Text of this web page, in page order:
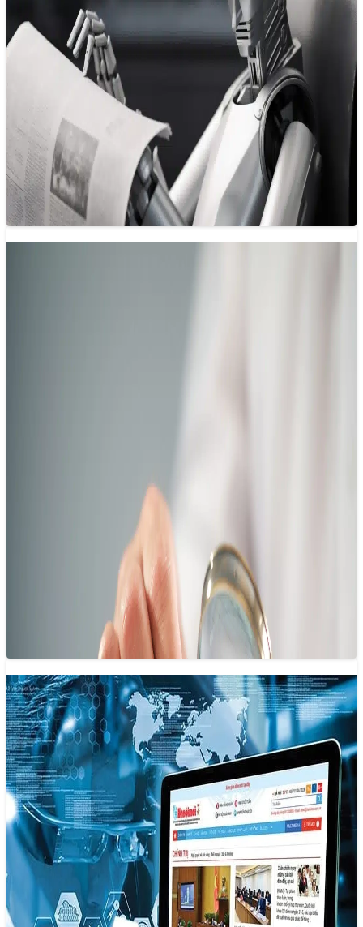
Bước lên “chuyến tàu AI” trước khi hết
30/05/2025 12:52
Nếu bạn là một nhà báo hoặc sinh viên báo chí, bạn đang
đứng trước một cơ hội vàng – một cơ hội…
Báo chí khoa học: Từ chuyên biệt đến
Dù báo chí khoa học đóng vai trò quan trọng, ngành báo
chí vẫn chưa thực sự đầu tư mạnh vào lĩnh vực…